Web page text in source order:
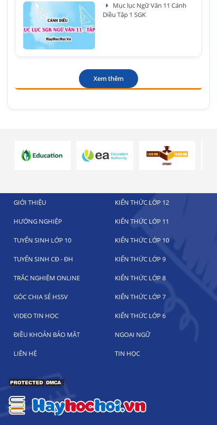
Mục lục Ngữ Văn 11 Cánh
Diều Tập 1 SGK
Xem thêm
GIỚI THIỆU KIẾN THỨC LỚP 12
HƯỚNG NGHIỆP KIẾN THỨC LỚP 11
TUYỂN SINH LỚP 10 KIẾN THỨC LỚP 10
TUYỂN SINH CĐ - ĐH KIẾN THỨC LỚP 9
TRẮC NGHIỆM ONLINE KIẾN THỨC LỚP 8
GÓC CHIA SẺ HSSV KIẾN THỨC LỚP 7
VIDEO TIN HỌC KIẾN THỨC LỚP 6
ĐIỀU KHOẢN BẢO MẬT NGOẠI NGỮ
LIÊN HỆ TIN HỌC